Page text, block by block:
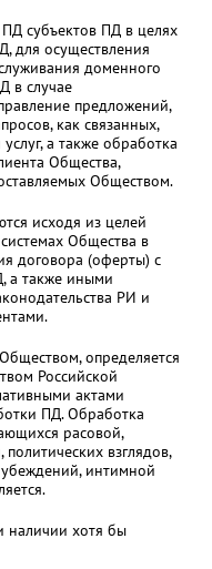
субъектов ПД в целях
для осуществления
доменного
в случае
предложений,
как связанных,
а также обработка
Общества,
Обществом.
исходя из целей
Общества в
договора (оферты) с
а также иными
РИ и
определяется
Российской
актами
ПД. Обработка
расовой,
взглядов,
интимной
наличии хотя бы